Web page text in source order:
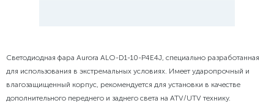
Светодиодная фара Aurora ALO-D1-10-P4E4J, специально разработанная
для использования в экстремальных условиях. Имеет ударопрочный и
влагозащищенный корпус, рекомендуется для установки в качестве
дополнительного переднего и заднего света на ATV/UTV технику.